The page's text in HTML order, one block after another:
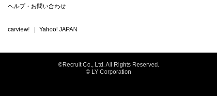
ヘルプ・お問い合わせ
carview! Yahoo! JAPAN
©Recruit Co., Ltd. All Rights Reserved.
© LY Corporation